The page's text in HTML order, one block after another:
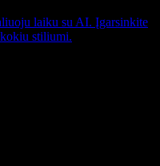
laiku su AI. Įgarsinkite
stiliumi.